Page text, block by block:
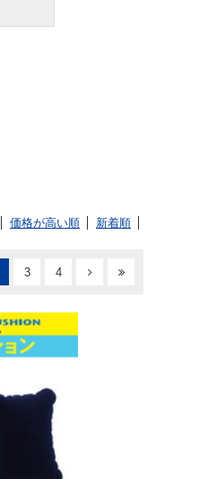
価格が高い順 新着順
3 4